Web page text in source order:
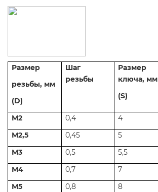
Размер
резьбы, мм
(D)
Шаг
резьбы
Размер
ключа, мм
(S)
М2 0,4 4
М2,5
0,45 5
М3
0,5 5,5
М4
0,7 7
М5
0,8 8